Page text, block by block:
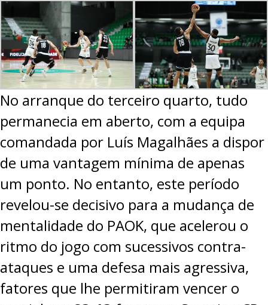
No arranque do terceiro quarto, tudo
permanecia em aberto, com a equipa
comandada por Luís Magalhães a dispor
de uma vantagem mínima de apenas
um ponto. No entanto, este período
revelou-se decisivo para a mudança de
mentalidade do PAOK, que acelerou o
ritmo do jogo com sucessivos contra-
ataques e uma defesa mais agressiva,
fatores que lhe permitiram vencer o